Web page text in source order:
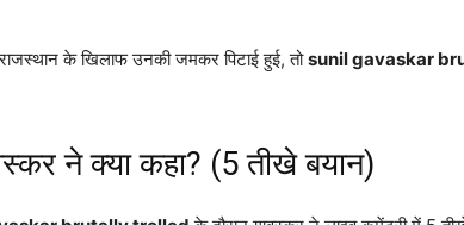
के खिलाफ उनकी जमकर पिटाई हुई, तोsunil gavaskar
ने क्या कहा? (5 तीखे बयान)